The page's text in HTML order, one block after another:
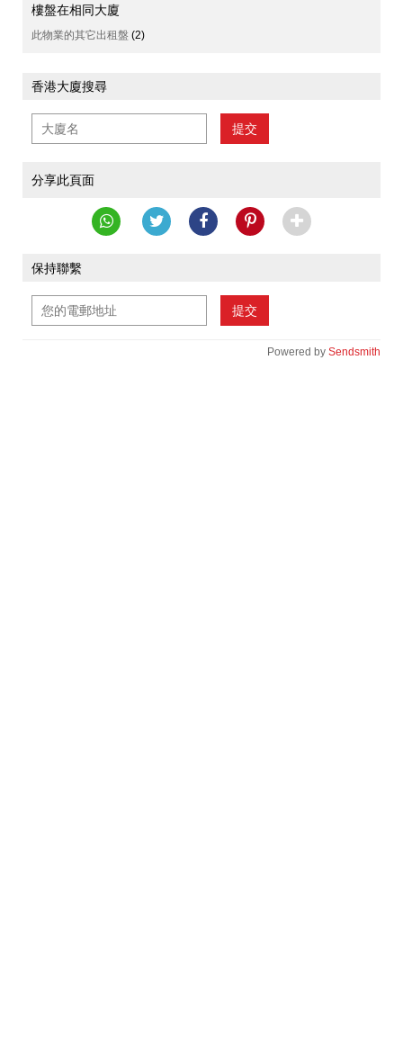
樓盤在相同大廈
此物業的其它出租盤 (2)
香港大廈搜尋
提交
分享此頁面
保持聯繫
提交
Powered by Sendsmith